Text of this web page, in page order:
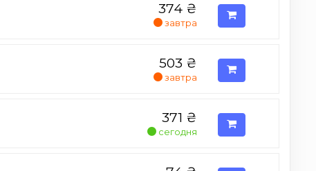
374 ₴
завтра
503 ₴
завтра
371 ₴
сегодня